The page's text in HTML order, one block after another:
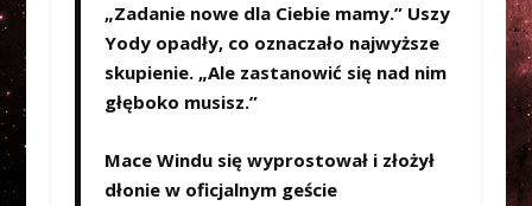
„Zadanie nowe dla Ciebie mamy.” Uszy
Yody opadły, co oznaczało najwyższe
skupienie. „Ale zastanowić się nad nim
głęboko musisz.”
Mace Windu się wyprostował i złożył
dłonie w oficjalnym geście